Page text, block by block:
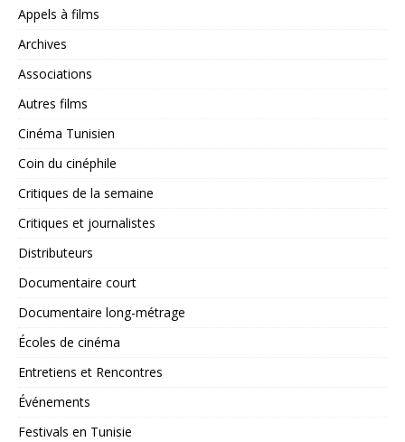
Appels à films
Archives
Associations
Autres films
Cinéma Tunisien
Coin du cinéphile
Critiques de la semaine
Critiques et journalistes
Distributeurs
Documentaire court
Documentaire long-métrage
Écoles de cinéma
Entretiens et Rencontres
Événements
Festivals en Tunisie